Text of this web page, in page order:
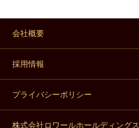
会社概要
採用情報
プライバシーポリシー
株式会社ロワールホールディングス